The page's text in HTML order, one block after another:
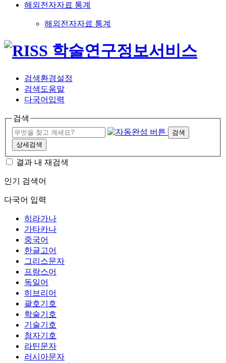
해외전자자료 통계
해외전자자료 통계
검색환경설정
검색도움말
다국어입력
검색
검색
상세검색
결과 내 재검색
인기 검색어
다국어 입력
히라가나
가타카나
중국어
한글고어
그리스문자
프랑스어
독일어
히브리어
괄호기호
학술기호
기술기호
첨자기호
라틴문자
러시아문자